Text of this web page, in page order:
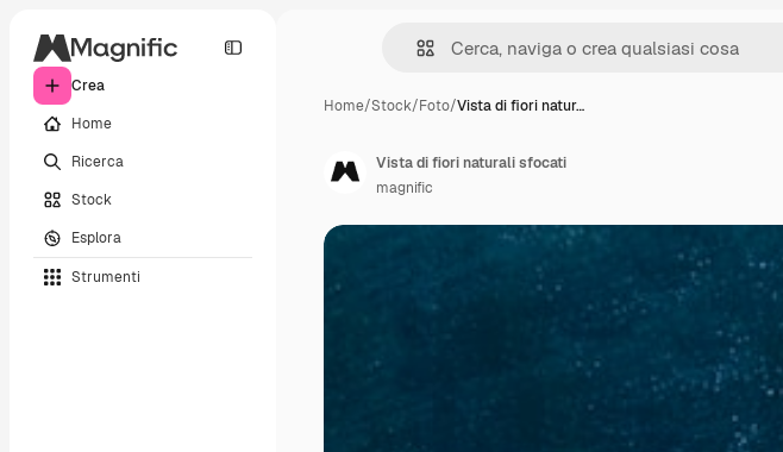
Crea
Home
Ricerca
Stock
Esplora
Strumenti
Home/Stock/Foto/Vista di fiori natur…
Vista di fiori naturali sfocati
magnific